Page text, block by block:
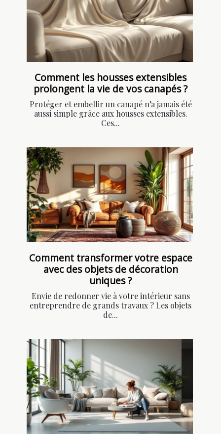
Comment les housses extensibles
prolongent la vie de vos canapés ?
Protéger et embellir un canapé n’a jamais été
aussi simple grâce aux housses extensibles.
Ces...
Comment transformer votre espace
avec des objets de décoration
uniques ?
Envie de redonner vie à votre intérieur sans
entreprendre de grands travaux ? Les objets
de...